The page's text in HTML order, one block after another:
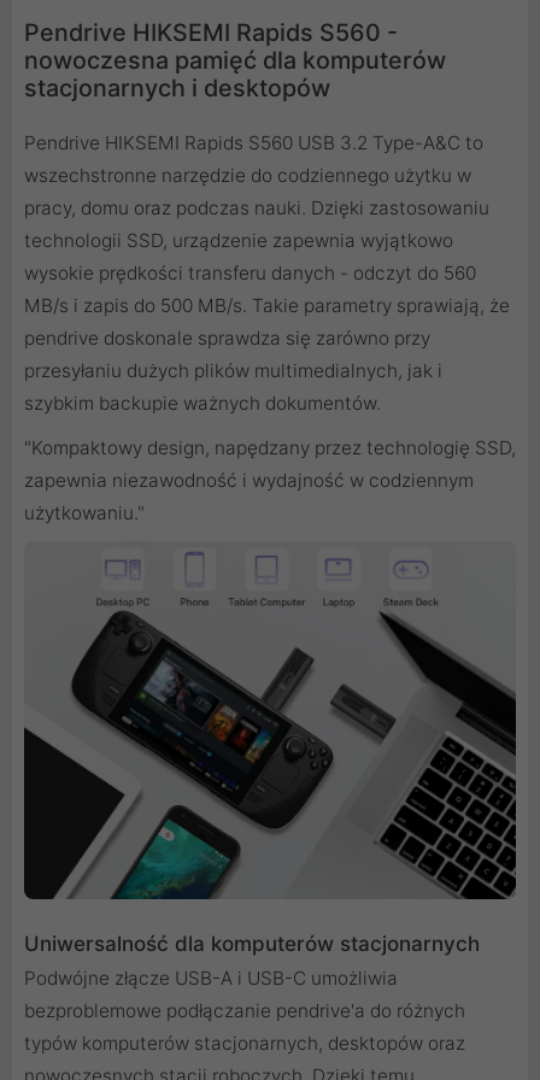
Pendrive HIKSEMI Rapids S560 -
nowoczesna pamięć dla komputerów
stacjonarnych i desktopów
Pendrive HIKSEMI Rapids S560 USB 3.2 Type-A&C to
wszechstronne narzędzie do codziennego użytku w
pracy, domu oraz podczas nauki. Dzięki zastosowaniu
technologii SSD, urządzenie zapewnia wyjątkowo
wysokie prędkości transferu danych - odczyt do 560
MB/s i zapis do 500 MB/s. Takie parametry sprawiają, że
pendrive doskonale sprawdza się zarówno przy
przesyłaniu dużych plików multimedialnych, jak i
szybkim backupie ważnych dokumentów.
"Kompaktowy design, napędzany przez technologię SSD,
zapewnia niezawodność i wydajność w codziennym
użytkowaniu."
Uniwersalność dla komputerów stacjonarnych
Podwójne złącze USB-A i USB-C umożliwia
bezproblemowe podłączanie pendrive'a do różnych
typów komputerów stacjonarnych, desktopów oraz